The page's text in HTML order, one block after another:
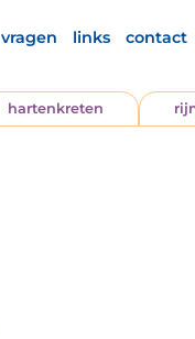
vragen links contact
hartenkreten